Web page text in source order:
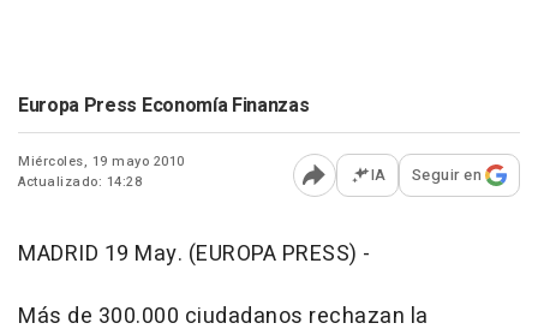
Europa Press Economía Finanzas
Miércoles, 19 mayo 2010
Actualizado: 14:28
Abrir opciones para
IA Seguir en
MADRID 19 May. (EUROPA PRESS) -
Más de 300.000 ciudadanos rechazan la